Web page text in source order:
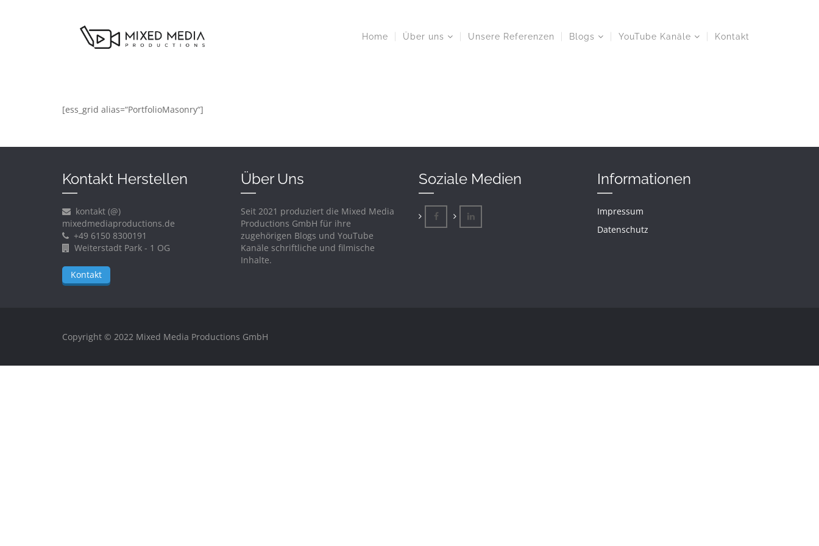
Home Über uns Unsere Referenzen Blogs YouTube Kanäle Kontakt
[ess_grid alias=“PortfolioMasonry“]
Kontakt Herstellen
kontakt (@)
mixedmediaproductions.de
+49 6150 8300191
Weiterstadt Park - 1 OG
Kontakt
Über Uns
Seit 2021 produziert die Mixed Media
Productions GmbH für ihre
zugehörigen Blogs und YouTube
Kanäle schriftliche und filmische
Inhalte.
Soziale Medien Informationen
Impressum
Datenschutz
Copyright © 2022 Mixed Media Productions GmbH